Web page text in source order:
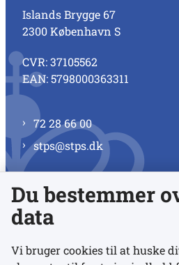
Islands Brygge 67
2300 København S
CVR: 37105562
EAN: 5798000363311
72 28 66 00
stps@stps.dk
Se alle kontaktnumre
Du bestemmer
data
Vi bruger cookies til at huske